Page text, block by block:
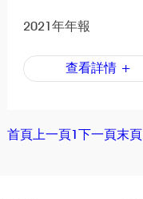
2021年年報
查看詳情 +
首頁上一頁1下一頁末頁